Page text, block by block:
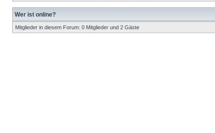
Wer ist online?
Mitglieder in diesem Forum: 0 Mitglieder und 2 Gäste